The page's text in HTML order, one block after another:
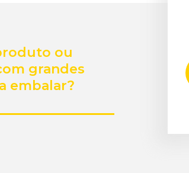
ou
grandes
embalar?